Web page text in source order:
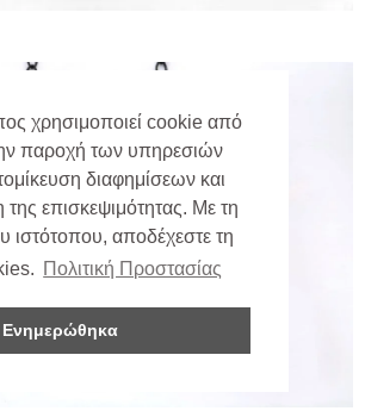
χρησιμοποιεί cookie από
παροχή των υπηρεσιών
διαφημίσεων και
της επισκεψιμότητας. Με τη
ιστότοπου, αποδέχεστε τη
Πολιτική Προστασίας
Ενημερώθηκα